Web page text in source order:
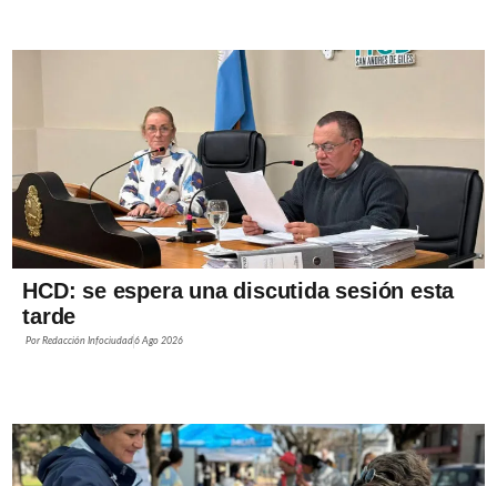
HCD: se espera una discutida sesión esta
tarde
PorRedacción Infociudad6 Ago 2026